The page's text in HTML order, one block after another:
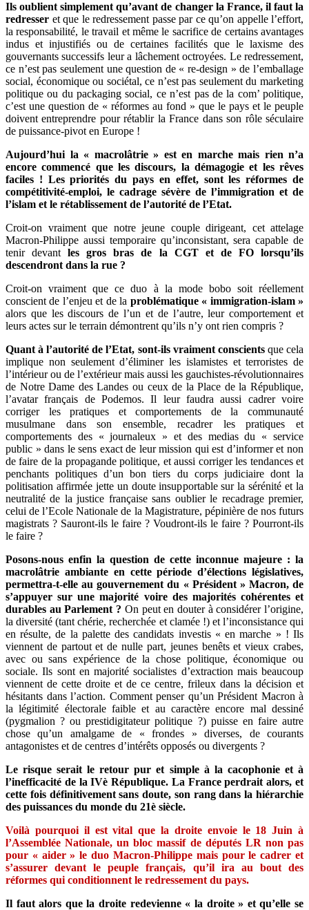
Ils oublient simplement qu’avant de changer la France, il faut la
redresser et que le redressement passe par ce qu’on appelle l’effort,
la responsabilité, le travail et même le sacrifice de certains avantages
indus et injustifiés ou de certaines facilités que le laxisme des
gouvernants successifs leur a lâchement octroyées. Le redressement,
ce n’est pas seulement une question de « re-design » de l’emballage
social, économique ou sociétal, ce n’est pas seulement du marketing
politique ou du packaging social, ce n’est pas de la com’ politique,
c’est une question de « réformes au fond » que le pays et le peuple
doivent entreprendre pour rétablir la France dans son rôle séculaire
de puissance-pivot en Europe !
Aujourd’hui la « macrolâtrie » est en marche mais rien n’a
encore commencé que les discours, la démagogie et les rêves
faciles ! Les priorités du pays en effet, sont les réformes de
compétitivité-emploi, le cadrage sévère de l’immigration et de
l’islam et le rétablissement de l’autorité de l’Etat.
Croit-on vraiment que notre jeune couple dirigeant, cet attelage
Macron-Philippe aussi temporaire qu’inconsistant, sera capable de
tenir devantles gros bras de la CGT et de FO lorsqu’ils
descendront dans la rue ?
Croit-on vraiment que ce duo à la mode bobo soit réellement
conscient de l’enjeu et de la problématique « immigration-islam »
alors que les discours de l’un et de l’autre, leur comportement et
leurs actes sur le terrain démontrent qu’ils n’y ont rien compris ?
Quant à l’autorité de l’Etat, sont-ils vraiment conscientsque cela
implique non seulement d’éliminer les islamistes et terroristes de
l’intérieur ou de l’extérieur mais aussi les gauchistes-révolutionnaires
de Notre Dame des Landes ou ceux de la Place de la République,
l’avatar français de Podemos. Il leur faudra aussi cadrer voire
corriger les pratiques et comportements de la communauté
musulmane dans son ensemble, recadrer les pratiques et
comportements des « journaleux » et des medias du « service
public » dans le sens exact de leur mission qui est d’informer et non
de faire de la propagande politique, et aussi corriger les tendances et
penchants politiques d’un bon tiers du corps judiciaire dont la
politisation affirmée jette un doute insupportable sur la sérénité et la
neutralité de la justice française sans oublier le recadrage premier,
celui de l’Ecole Nationale de la Magistrature, pépinière de nos futurs
magistrats ? Sauront-ils le faire ? Voudront-ils le faire ? Pourront-ils
le faire ?
Posons-nous enfin la question de cette inconnue majeure : la
macrolâtrie ambiante en cette période d’élections législatives,
permettra-t-elle au gouvernement du « Président » Macron, de
s’appuyer sur une majorité voire des majorités cohérentes et
durables au Parlement ? On peut en douter à considérer l’origine,
la diversité (tant chérie, recherchée et clamée !) et l’inconsistance qui
en résulte, de la palette des candidats investis « en marche » ! Ils
viennent de partout et de nulle part, jeunes benêts et vieux crabes,
avec ou sans expérience de la chose politique, économique ou
sociale. Ils sont en majorité socialistes d’extraction mais beaucoup
viennent de cette droite et de ce centre, frileux dans la décision et
hésitants dans l’action. Comment penser qu’un Président Macron à
la légitimité électorale faible et au caractère encore mal dessiné
(pygmalion ? ou prestidigitateur politique ?) puisse en faire autre
chose qu’un amalgame de « frondes » diverses, de courants
antagonistes et de centres d’intérêts opposés ou divergents ?
Le risque serait le retour pur et simple à la cacophonie et à
l’inefficacité de la IVè République. La France perdrait alors, et
cette fois définitivement sans doute, son rang dans la hiérarchie
des puissances du monde du 21è siècle.
Voilà pourquoi il est vital que la droite envoie le 18 Juin à
l’Assemblée Nationale, un bloc massif de députés LR non pas
pour « aider » le duo Macron-Philippe mais pour le cadrer et
s’assurer devant le peuple français, qu’il ira au bout des
réformes qui conditionnent le redressement du pays.
Il faut alors que la droite redevienne « la droite » et qu’elle se